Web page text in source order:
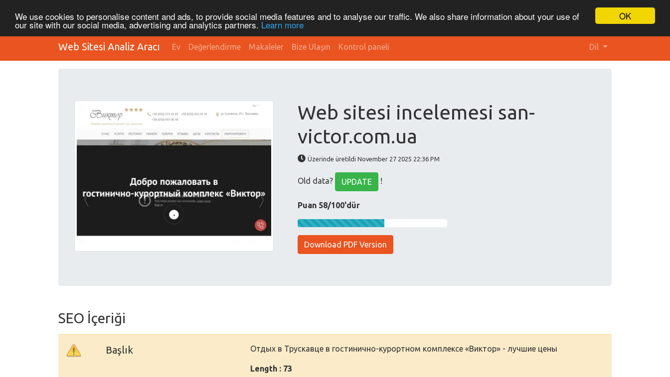
OK
We use cookies to personalise content and ads, to provide social media features and to analyse our traffic. We also share information about your use of
our site with our social media, advertising and analytics partners. Learn more
Web Sitesi Analiz Aracı Ev Değerlendirme Makaleler Bize Ulaşın Kontrol paneli Dil
Web sitesi incelemesi san-
victor.com.ua
Üzerinde üretildi November 27 2025 22:36 PM
Old data? UPDATE !
Puan 58/100'dür
Download PDF Version
SEO İçeriği
Başlık Отдых в Трускавце в гостинично-курортном комплексе «Виктор» - лучшие цены
Length : 73